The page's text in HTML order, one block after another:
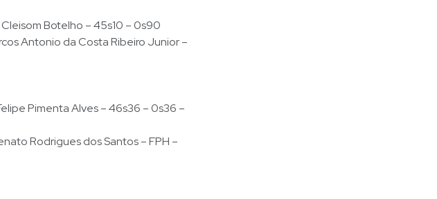
Botelho – 45s10 – 0s90
Antonio da Costa Ribeiro Junior –
Pimenta Alves – 46s36 – 0s36 –
Rodrigues dos Santos – FPH –